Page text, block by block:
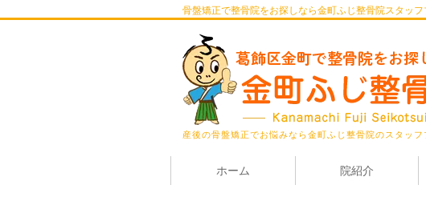
骨盤矯正で整骨院をお探しなら金町ふじ整骨院スタッフ
産後の骨盤矯正でお悩みなら金町ふじ整骨院のスタッフ
ホーム 院紹介